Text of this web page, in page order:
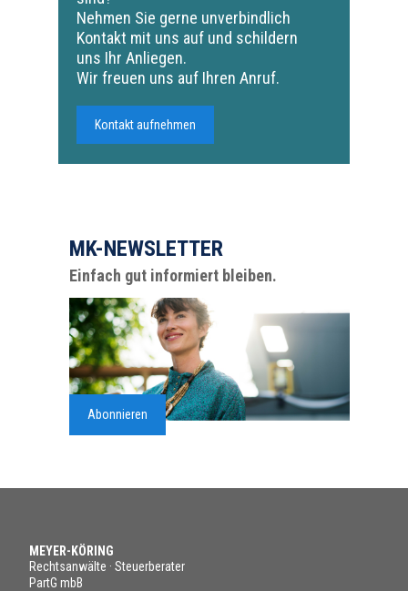
Nehmen Sie gerne unverbindlich
Kontakt mit uns auf und schildern
uns Ihr Anliegen.
Wir freuen uns auf Ihren Anruf.
Kontakt aufnehmen
MK-NEWSLETTER
Einfach gut informiert bleiben.
Abonnieren
MEYER-KÖRING
Rechtsanwälte · Steuerberater
PartG mbB